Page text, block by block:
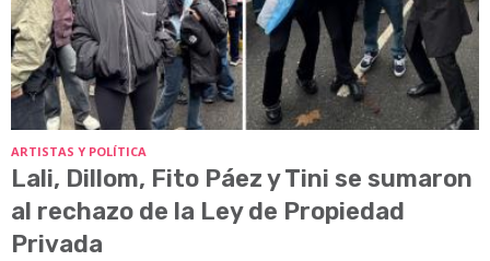
ARTISTAS Y POLÍTICA
Lali, Dillom, Fito Páez y Tini se sumaron
al rechazo de la Ley de Propiedad
Privada